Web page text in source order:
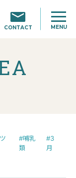
CONTACT MENU
#哺乳
類
#3
月